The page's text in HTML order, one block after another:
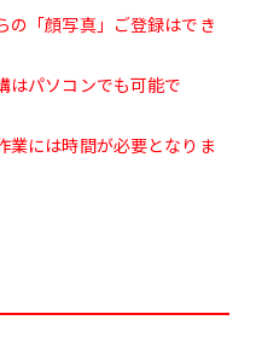
の「顔写真」ご登録はでき
はパソコンでも可能で
業には時間が必要となりま